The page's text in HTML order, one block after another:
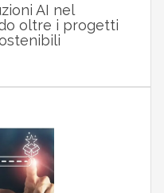
AI nel
oltre i progetti